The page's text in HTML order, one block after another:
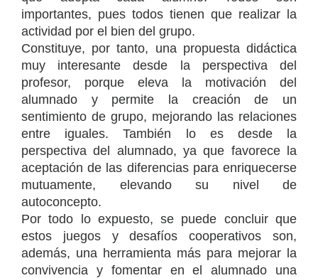
importantes, pues todos tienen que realizar la
actividad por el bien del grupo.
Constituye, por tanto, una propuesta didáctica
muy interesante desde la perspectiva del
profesor, porque eleva la motivación del
alumnado y permite la creación de un
sentimiento de grupo, mejorando las relaciones
entre iguales. También lo es desde la
perspectiva del alumnado, ya que favorece la
aceptación de las diferencias para enriquecerse
mutuamente, elevando su nivel de
autoconcepto.
Por todo lo expuesto, se puede concluir que
estos juegos y desafíos cooperativos son,
además, una herramienta más para mejorar la
convivencia y fomentar en el alumnado una